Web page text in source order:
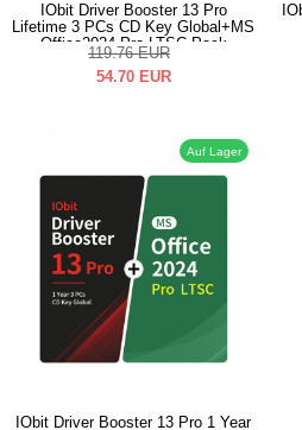
IObit Driver Booster 13 Pro
Lifetime 3 PCs CD Key Global+MS
Office2024 Pro LTSC Pack
119.76 EUR
54.70 EUR
Auf Lager
IObit Driver Booster 13 Pro 1 Year